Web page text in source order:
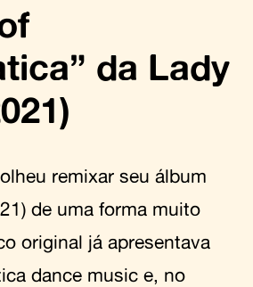
da Lady
remixar seu álbum
de uma forma muito
original já apresentava
dance music e, no